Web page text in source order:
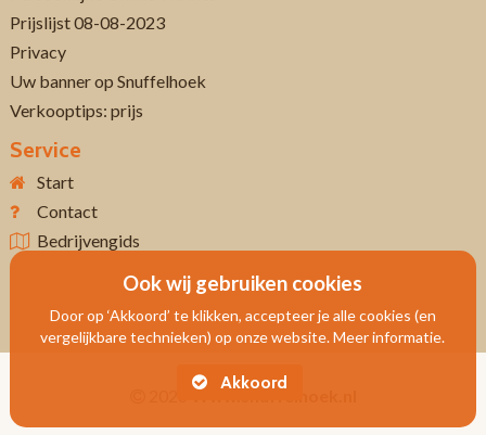
Prijslijst 08-08-2023
Privacy
Uw banner op Snuffelhoek
Verkooptips: prijs
Service
Start
Contact
Bedrijvengids
Www.snuffelhoek.nl
Ook wij gebruiken cookies
Door op ‘Akkoord’ te klikken, accepteer je alle cookies (en
vergelijkbare technieken) op onze website. Meer informatie.
Akkoord